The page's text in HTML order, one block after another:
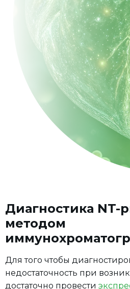
Диагностика NT-
методом
Для того чтобы
недостаточность при
достаточно провести